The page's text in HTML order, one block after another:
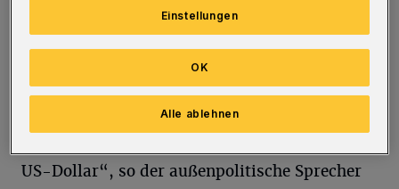
wegen COVID-19 leistet das WFP der Vereinten
Nationen den größten Beitrag zur Linderung
von Hunger und Not in der Welt. Mit über
einer Milliarde US-Dollar trägt Deutschland
einen beachtlichen Anteil am Gesamtbudget
US-Dollar“, so der außenpolitische Sprecher
Einstellungen
Alle ablehnen
OK